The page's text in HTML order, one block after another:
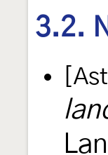
3.2.